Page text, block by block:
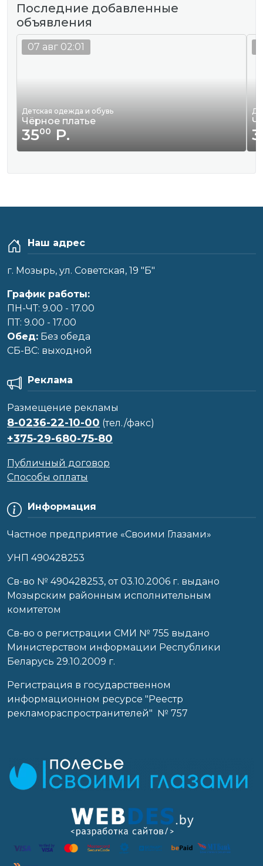
Последние добавленные
объявления
Детская одежда и обувь
Чёрное платье
3500Р.
07 авг 02:01
Наш адрес
г. Мозырь, ул. Советская, 19 "Б"
График работы:
ПН-ЧТ: 9.00 - 17.00
ПТ: 9.00 - 17.00
Обед: Без обеда
CБ-ВС: выходной
Информация
Частное предприятие «Своими Глазами»
УНП 490428253
Cв-во № 490428253, от 03.10.2006 г. выдано
Мозырским районным исполнительным
комитетом
Св-во о регистрации СМИ № 755 выдано
Министерством информации Республики
Беларусь 29.10.2009 г.
Регистрация в государственном
информационном ресурсе "Реестр
рекламораспространителей" № 757
Реклама
Размещение рекламы
8-0236-22-10-00 (тел./факс)
+375-29-680-75-80
Публичный договор
Способы оплаты